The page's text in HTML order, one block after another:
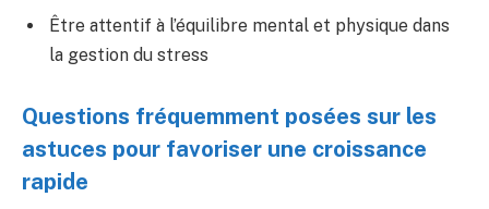
Être attentif à l’équilibre mental et physique dans
la gestion du stress
Questions fréquemment posées sur les
astuces pour favoriser une croissance
rapide